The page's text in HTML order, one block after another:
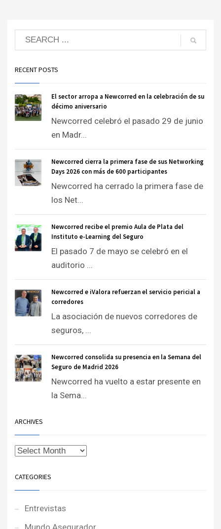
RECENT POSTS
El sector arropa a Newcorred en la celebración de su
décimo aniversario
Newcorred celebró el pasado 29 de junio
en Madr...
Newcorred cierra la primera fase de sus Networking
Days 2026 con más de 600 participantes
Newcorred ha cerrado la primera fase de
los Net...
Newcorred recibe el premio Aula de Plata del
Instituto e-Learning del Seguro
El pasado 7 de mayo se celebró en el
auditorio ...
Newcorred e iValora refuerzan el servicio pericial a
corredores
La asociación de nuevos corredores de
seguros, ...
Newcorred consolida su presencia en la Semana del
Seguro de Madrid 2026
Newcorred ha vuelto a estar presente en
la Sema...
ARCHIVES
CATEGORIES
Entrevistas